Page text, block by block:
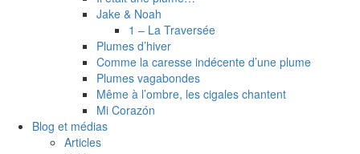
Jake & Noah
1 – La Traversée
Plumes d’hiver
Comme la caresse indécente d’une plume
Plumes vagabondes
Même à l’ombre, les cigales chantent
Mi Corazón
Blog et médias
Articles